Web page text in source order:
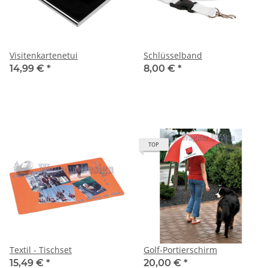
Visitenkartenetui
14,99 € *
Schlüsselband
8,00 € *
Textil - Tischset
15,49 € *
TOP
Golf-Portierschirm
20,00 € *